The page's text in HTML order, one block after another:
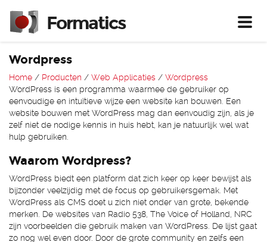
Formatics
Wordpress
Home / Producten / Web Applicaties / Wordpress
WordPress is een programma waarmee de gebruiker op
eenvoudige en intuïtieve wijze een website kan bouwen. Een
website bouwen met WordPress mag dan eenvoudig zijn, als je
zelf niet de nodige kennis in huis hebt, kan je natuurlijk wel wat
hulp gebruiken.
Waarom Wordpress?
WordPress biedt een platform dat zich keer op keer bewijst als
bijzonder veelzijdig met de focus op gebruikersgemak. Met
WordPress als CMS doet u zich niet onder van grote, bekende
merken. De websites van Radio 538, The Voice of Holland, NRC
zijn voorbeelden die gebruik maken van WordPress. De lijst gaat
zo nog wel even door. Door de grote community en zelfs een